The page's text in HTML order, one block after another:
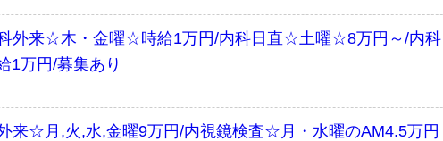
外来☆木・金曜☆時給1万円/内科日直☆土曜☆8万円～/内
万円/募集あり
来☆月,火,水,金曜9万円/内視鏡検査☆月・水曜のAM4.5万円